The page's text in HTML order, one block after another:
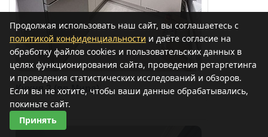
Кухня 3 (пр Мира)
Продолжая использовать наш сайт, вы соглашаетесь с
политикой конфиденциальности и даёте согласие на
обработку файлов cookies и пользовательских данных в
целях функционирования сайта, проведения ретаргетинга
и проведения статистических исследований и обзоров.
Если вы не хотите, чтобы ваши данные обрабатывались,
покиньте сайт.
Принять